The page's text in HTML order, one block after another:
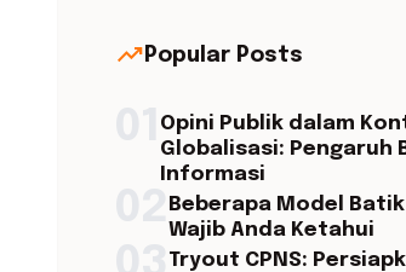
trending_up Popular Posts
Opini Publik dalam
Globalisasi: Pengaruh
Informasi
Beberapa Model Batik
Wajib Anda Ketahui
Tryout CPNS: